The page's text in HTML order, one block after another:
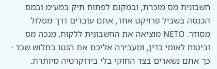
חשבונית מס מוכרת, ובמקום לפתוח תיק במע״מ ובמס
הכנסה בשביל פרויקט אחד, אתם עוברים דרך מסלול
מסודר. NETO מוציאה את החשבונית ללקוח, מנכה מס
וביטוח לאומי כדין, ומעבירה אליכם את הנטו בתלוש שכר ·
כך אתם נשארים בצד החוקי בלי בירוקרטיה מיותרת.